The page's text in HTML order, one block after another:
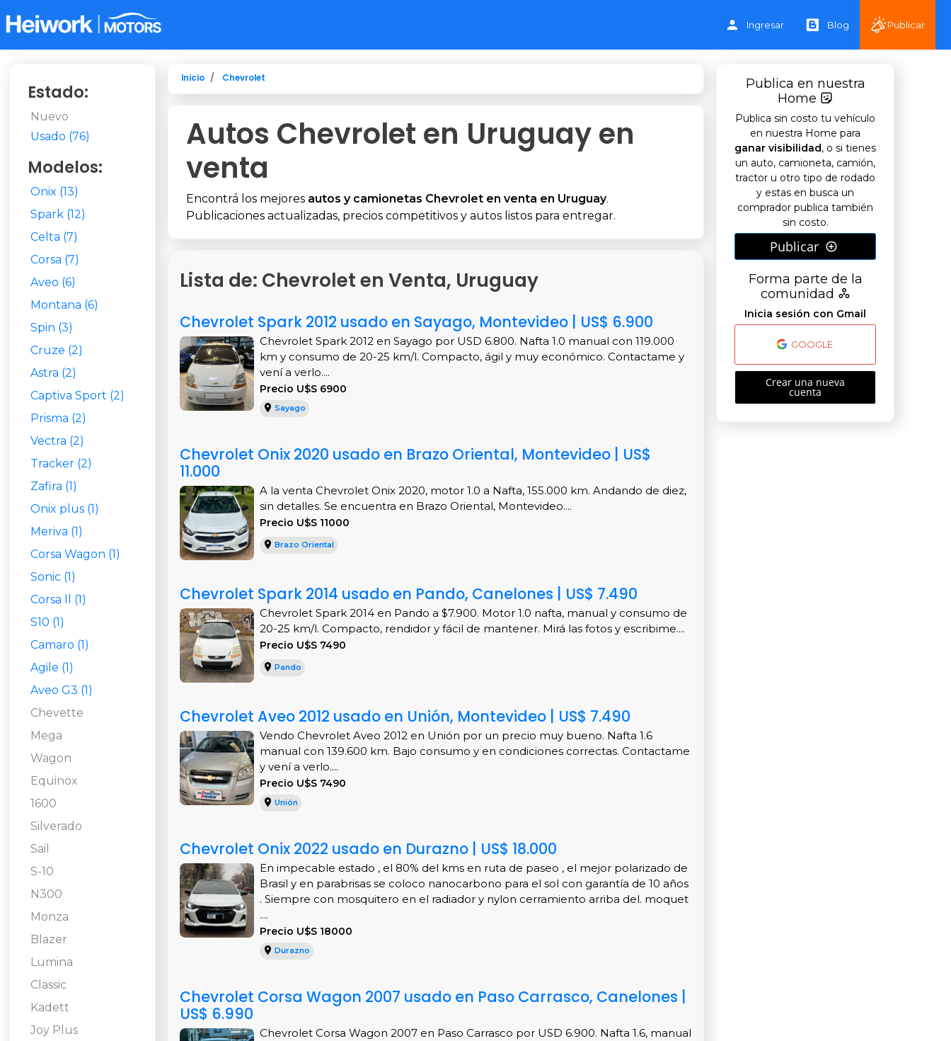
Ingresar Blog Publicar
Estado:
Nuevo
Usado (76)
Modelos:
Onix (13)
Spark (12)
Celta (7)
Corsa (7)
Aveo (6)
Montana (6)
Spin (3)
Cruze (2)
Astra (2)
Captiva Sport (2)
Prisma (2)
Vectra (2)
Tracker (2)
Zafira (1)
Onix plus (1)
Meriva (1)
Corsa Wagon (1)
Sonic (1)
Corsa ll (1)
S10 (1)
Camaro (1)
Agile (1)
Aveo G3 (1)
Chevette
Mega
Wagon
Equinox
1600
Silverado
Sail
S-10
N300
Monza
Blazer
Lumina
Classic
Kadett
Joy Plus
Inicio Chevrolet
Autos Chevrolet en Uruguay en
venta
Encontrá los mejores autos y camionetas Chevrolet en venta en Uruguay.
Publicaciones actualizadas, precios competitivos y autos listos para entregar.
Lista de: Chevrolet en Venta, Uruguay
Chevrolet Spark 2012 usado en Sayago, Montevideo | US$ 6.900
Chevrolet Spark 2012 en Sayago por USD 6.800. Nafta 1.0 manual con 119.000
km y consumo de 20-25 km/l. Compacto, ágil y muy económico. Contactame y
vení a verlo....
Precio U$S 6900
Sayago
Chevrolet Onix 2020 usado en Brazo Oriental, Montevideo | US$
11.000
A la venta Chevrolet Onix 2020, motor 1.0 a Nafta, 155.000 km. Andando de diez,
sin detalles. Se encuentra en Brazo Oriental, Montevideo....
Precio U$S 11000
Brazo Oriental
Chevrolet Spark 2014 usado en Pando, Canelones | US$ 7.490
Chevrolet Spark 2014 en Pando a $7.900. Motor 1.0 nafta, manual y consumo de
20-25 km/l. Compacto, rendidor y fácil de mantener. Mirá las fotos y escribime....
Precio U$S 7490
Pando
Chevrolet Aveo 2012 usado en Unión, Montevideo | US$ 7.490
Vendo Chevrolet Aveo 2012 en Unión por un precio muy bueno. Nafta 1.6
manual con 139.600 km. Bajo consumo y en condiciones correctas. Contactame
y vení a verlo....
Precio U$S 7490
Unión
Chevrolet Onix 2022 usado en Durazno | US$ 18.000
En impecable estado , el 80% del kms en ruta de paseo , el mejor polarizado de
Brasil y en parabrisas se coloco nanocarbono para el sol con garantía de 10 años
. Siempre con mosquitero en el radiador y nylon cerramiento arriba del. moquet
....
Precio U$S 18000
Durazno
Chevrolet Corsa Wagon 2007 usado en Paso Carrasco, Canelones |
US$ 6.990
Chevrolet Corsa Wagon 2007 en Paso Carrasco por USD 6.900. Nafta 1.6, manual
Publica en nuestra
Home
Publica sin costo tu vehículo
en nuestra Home para
ganar visibilidad, o si tienes
un auto, camioneta, camión,
tractor u otro tipo de rodado
y estas en busca un
comprador publica también
sin costo.
Publicar
Forma parte de la
comunidad
Inicia sesión con Gmail
GOOGLE
Crear una nueva
cuenta